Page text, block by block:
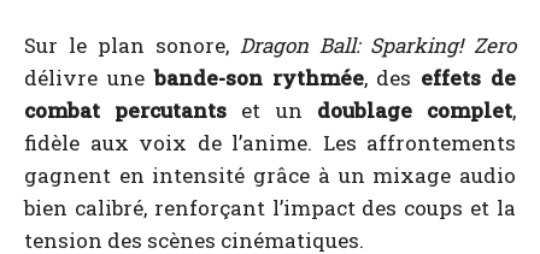
Sur le plan sonore, Dragon Ball: Sparking! Zero
délivre unebande-son rythmée, des effets de
combat percutants et un doublage complet,
fidèle aux voix de l’anime. Les affrontements
gagnent en intensité grâce à un mixage audio
bien calibré, renforçant l’impact des coups et la
tension des scènes cinématiques.